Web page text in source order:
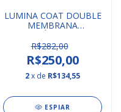
LUMINA COAT DOUBLE
MEMBRANA
CRITERIA
R$282,00
R$250,00
2x de R$134,55
ESPIAR